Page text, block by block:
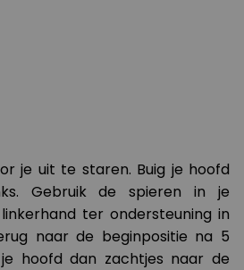
je uit te staren. Buig je hoofd
Gebruik de spieren in je
ter ondersteuning in
naar de beginpositie na 5
hoofd dan zachtjes naar de